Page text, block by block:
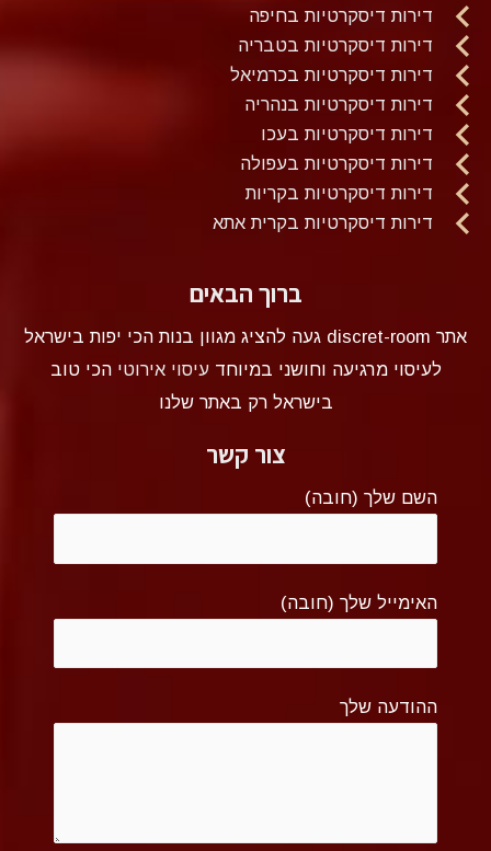
דירות דיסקרטיות בחיפה
דירות דיסקרטיות בטבריה
דירות דיסקרטיות בכרמיאל
דירות דיסקרטיות בנהריה
דירות דיסקרטיות בעכו
דירות דיסקרטיות בעפולה
דירות דיסקרטיות בקריות
דירות דיסקרטיות בקרית אתא
ברוך הבאים
אתר discret-room געה להציג מגוון בנות הכי יפות בישראל
לעיסוי מרגיעה וחושני במיוחדעיסוי אירוטי הכי טוב
בישראל רק באתר שלנו
צור קשר
השם שלך (חובה)
האימייל שלך (חובה)
ההודעה שלך